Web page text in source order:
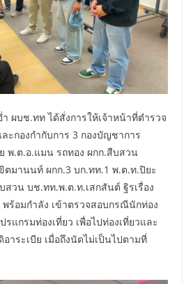
ผบช.ทท ได้สั่งการให้เจ้าหน้าที่ตำรวจ
ะกองกำกับการ 3 กองบัญชาการ
พ.ต.อ.แมน รถทอง ผกก.สืบสวน
มานนท์ ผกก.3 บก.ทท.1 พ.ต.ท.ปิยะ
วน บช.ทท.พ.ต.ท.เสกสันต์ ฐิรเรื่อง
ร้อมกำลัง เข้าตรวจสอบกรณีนักท่อง
รแกรมท่องเที่ยว เพื่อไปท่องเที่ยวและ
าระเบีย เมื่อถึงนัดไม่เป็นไปตามที่